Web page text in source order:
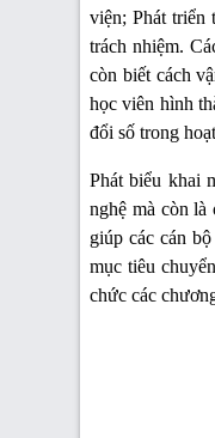
viện; Phát triển
trách nhiệm.
còn biết cách
học viên hình
đổi số trong
Phát biểu khai
nghệ mà còn
giúp các cán
mục tiêu
chức các